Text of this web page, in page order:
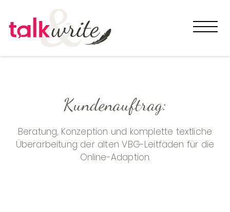
WRITE
Kundenauftrag:
Beratung, Konzeption und komplette textliche
Überarbeitung der alten VBG-Leitfäden für die
Online-Adaption.